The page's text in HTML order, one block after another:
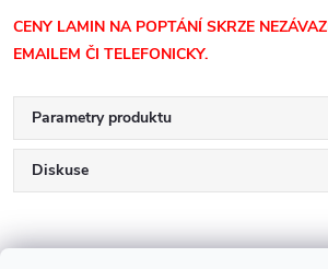
CENY LAMIN NA POPTÁNÍ SKRZE
EMAILEM ČI TELEFONICKY.
Parametry produktu
Diskuse